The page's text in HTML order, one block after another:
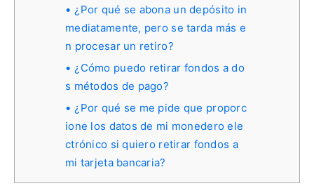
¿Por qué se abona un depósito in
mediatamente, pero se tarda más e
n procesar un retiro?
¿Cómo puedo retirar fondos a do
s métodos de pago?
¿Por qué se me pide que proporc
ione los datos de mi monedero ele
ctrónico si quiero retirar fondos a
mi tarjeta bancaria?